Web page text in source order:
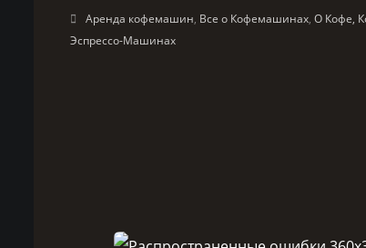
Аренда кофемашин, Все о Кофемашинах, О Кофе,
Эспрессо-Машинах